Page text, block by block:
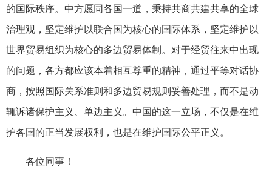
的国际秩序。中方愿同各国一道，秉持共商共建共享的全球
治理观，坚定维护以联合国为核心的国际体系，坚定维护以
世界贸易组织为核心的多边贸易体制。对于经贸往来中出现
的问题，各方都应该本着相互尊重的精神，通过平等对话协
商，按照国际关系准则和多边贸易规则妥善处理，而不是动
辄诉诸保护主义、单边主义。中国的这一立场，不仅是在维
护各国的正当发展权利，也是在维护国际公平正义。
各位同事！